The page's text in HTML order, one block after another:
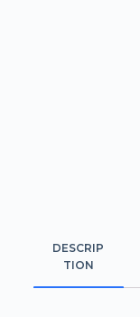
DESCRIP
TION